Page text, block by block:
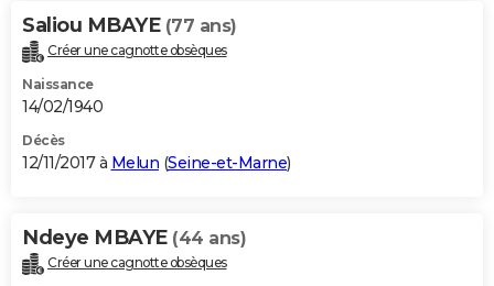
Saliou MBAYE (77 ans)
Créer une cagnotte obsèques
Naissance
14/02/1940
Décès
12/11/2017 à Melun (Seine-et-Marne)
Ndeye MBAYE (44 ans)
Créer une cagnotte obsèques